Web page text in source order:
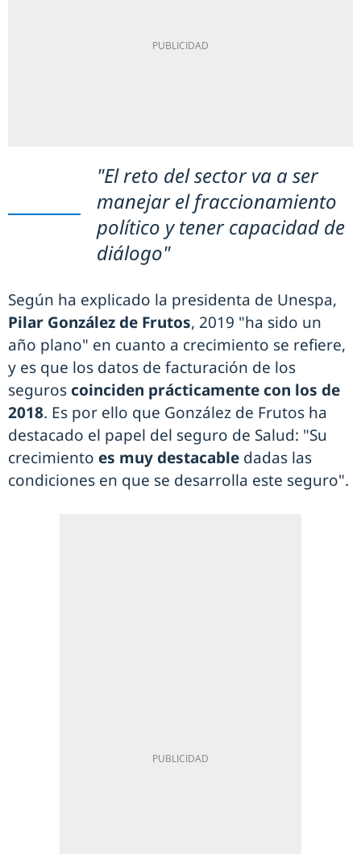
"El reto del sector va a ser
manejar el fraccionamiento
político y tener capacidad de
diálogo"
Según ha explicado la presidenta de Unespa,
Pilar González de Frutos, 2019 "ha sido un
año plano" en cuanto a crecimiento se refiere,
y es que los datos de facturación de los
seguros coinciden prácticamente con los de
2018. Es por ello que González de Frutos ha
destacado el papel del seguro de Salud: "Su
crecimiento es muy destacable dadas las
condiciones en que se desarrolla este seguro".